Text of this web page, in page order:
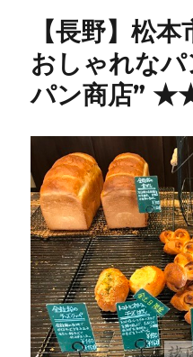
【長野】松
おしゃれなパ
パン商店”